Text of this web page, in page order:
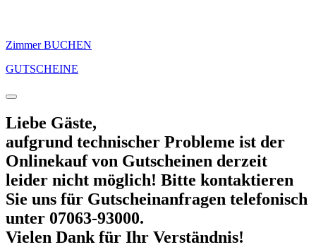
Zimmer BUCHEN
GUTSCHEINE
Liebe Gäste,
aufgrund technischer Probleme ist der
Onlinekauf von Gutscheinen derzeit
leider nicht möglich! Bitte kontaktieren
Sie uns für Gutscheinanfragen telefonisch
unter 07063-93000.
Vielen Dank für Ihr Verständnis!